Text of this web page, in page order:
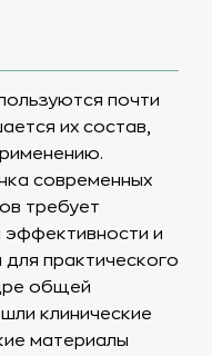
почти
их состав,
современных
требует
эффективности и
практического
общей
клинические
материалы